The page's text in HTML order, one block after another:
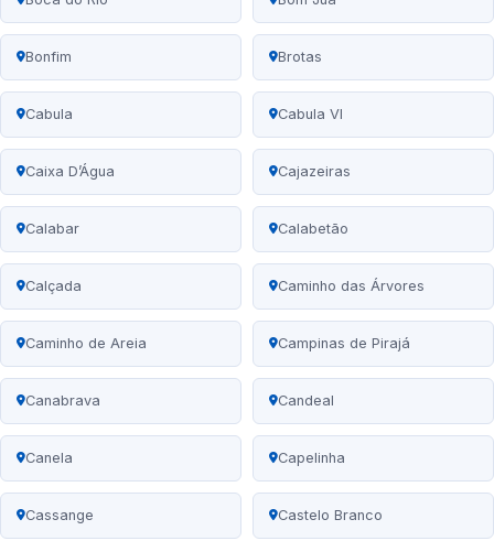
Bonfim Brotas
Cabula Cabula VI
Caixa D’Água Cajazeiras
Calabar Calabetão
Calçada Caminho das Árvores
Caminho de Areia Campinas de Pirajá
Canabrava Candeal
Canela Capelinha
Cassange Castelo Branco